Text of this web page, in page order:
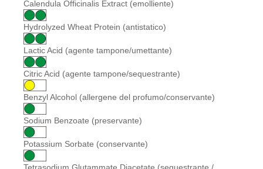
Calendula Officinalis Extract (emolliente)
Hydrolyzed Wheat Protein (antistatico)
Lactic Acid (agente tampone/umettante)
Citric Acid (agente tampone/sequestrante)
Benzyl Alcohol (allergene del profumo/conservante)
Sodium Benzoate (preservante)
Potassium Sorbate (conservante)